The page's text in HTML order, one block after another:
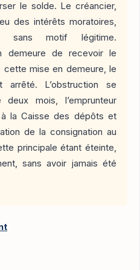
le solde. Le créancier,
des intérêts moratoires,
sans motif légitime.
demeure de recevoir le
mise en demeure, le
L’obstruction se
mois, l’emprunteur
la Caisse des dépôts et
de la consignation au
principale étant éteinte,
sans avoir jamais été